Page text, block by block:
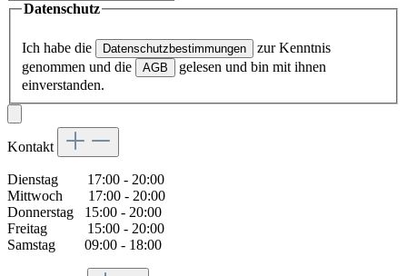
Datenschutz
Ich habe die Datenschutzbestimmungen
zur Kenntnis
genommen und die
AGB
gelesen und bin mit ihnen
einverstanden.
Kontakt
Dienstag 17:00 - 20:00
Mittwoch 17:00 - 20:00
Donnerstag 15:00 - 20:00
Freitag 15:00 - 20:00
Samstag 09:00 - 18:00